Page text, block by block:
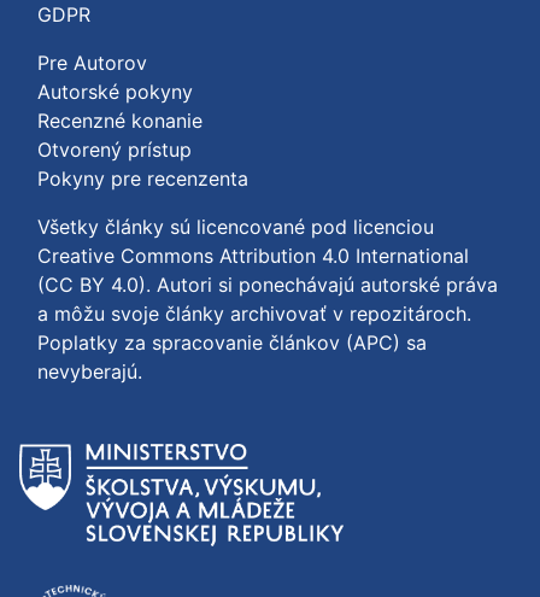
GDPR
Pre Autorov
Autorské pokyny
Recenzné konanie
Otvorený prístup
Pokyny pre recenzenta
Všetky články sú licencované pod licenciou
Creative Commons Attribution 4.0 International
(CC BY 4.0). Autori si ponechávajú autorské práva
a môžu svoje články archivovať v repozitároch.
Poplatky za spracovanie článkov (APC) sa
nevyberajú.